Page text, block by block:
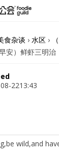
探店报告
上海
食杂谈 › 水区 ›
安）鲜虾三明治
2213:43
wild,and